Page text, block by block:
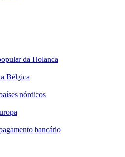
da Holanda
Bélgica
nórdicos
bancário